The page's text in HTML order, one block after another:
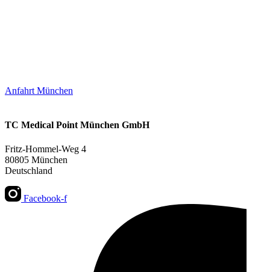
Anfahrt München
TC Medical Point München GmbH
Fritz-Hommel-Weg 4
80805 München
Deutschland
Facebook-f